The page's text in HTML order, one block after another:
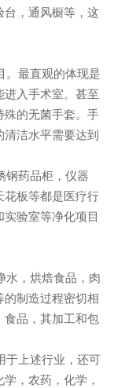
台，通风橱等，这
。最直观的体现是
进入手术室。甚至
殊的无菌手套。手
洁水平需要达到
钢药品柜，仪器
花板等都是医疗行
验室等净化项目
水，烘焙食品，肉
制造过程密切相
食品，其加工和包
于上述行业，还可
，农药，化学，